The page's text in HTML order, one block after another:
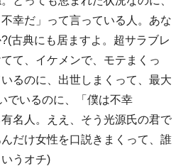
幸だ」って言っている人。あな
古典にも居ますよ。超サラブレ
て、イケメンで、モテまくっ
るのに、出世しまくって、最大
でいるのに、「僕は不幸
名人。ええ、そう光源氏の君で
だけ女性を口説きまくって、誰
うオチ)